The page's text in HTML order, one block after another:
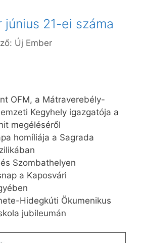
június 21-ei száma
Új Ember
OFM, a Mátraverebély-
Kegyhely igazgatója a
megéléséről
homíliája a Sagrada
Szombathelyen
a Kaposvári
Hidegkúti Ökumenikus
jubileumán